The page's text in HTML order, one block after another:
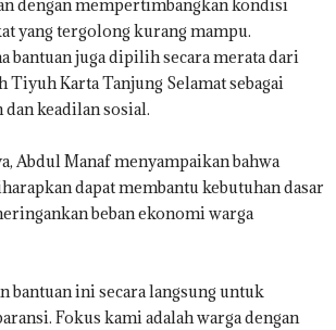
dengan mempertimbangkan kondisi
yang tergolong kurang mampu.
bantuan juga dipilih secara merata dari
Tiyuh Karta Tanjung Selamat sebagai
keadilan sosial.
Abdul Manaf menyampaikan bahwa
dapat membantu kebutuhan dasar
beban ekonomi warga
bantuan ini secara langsung untuk
Fokus kami adalah warga dengan